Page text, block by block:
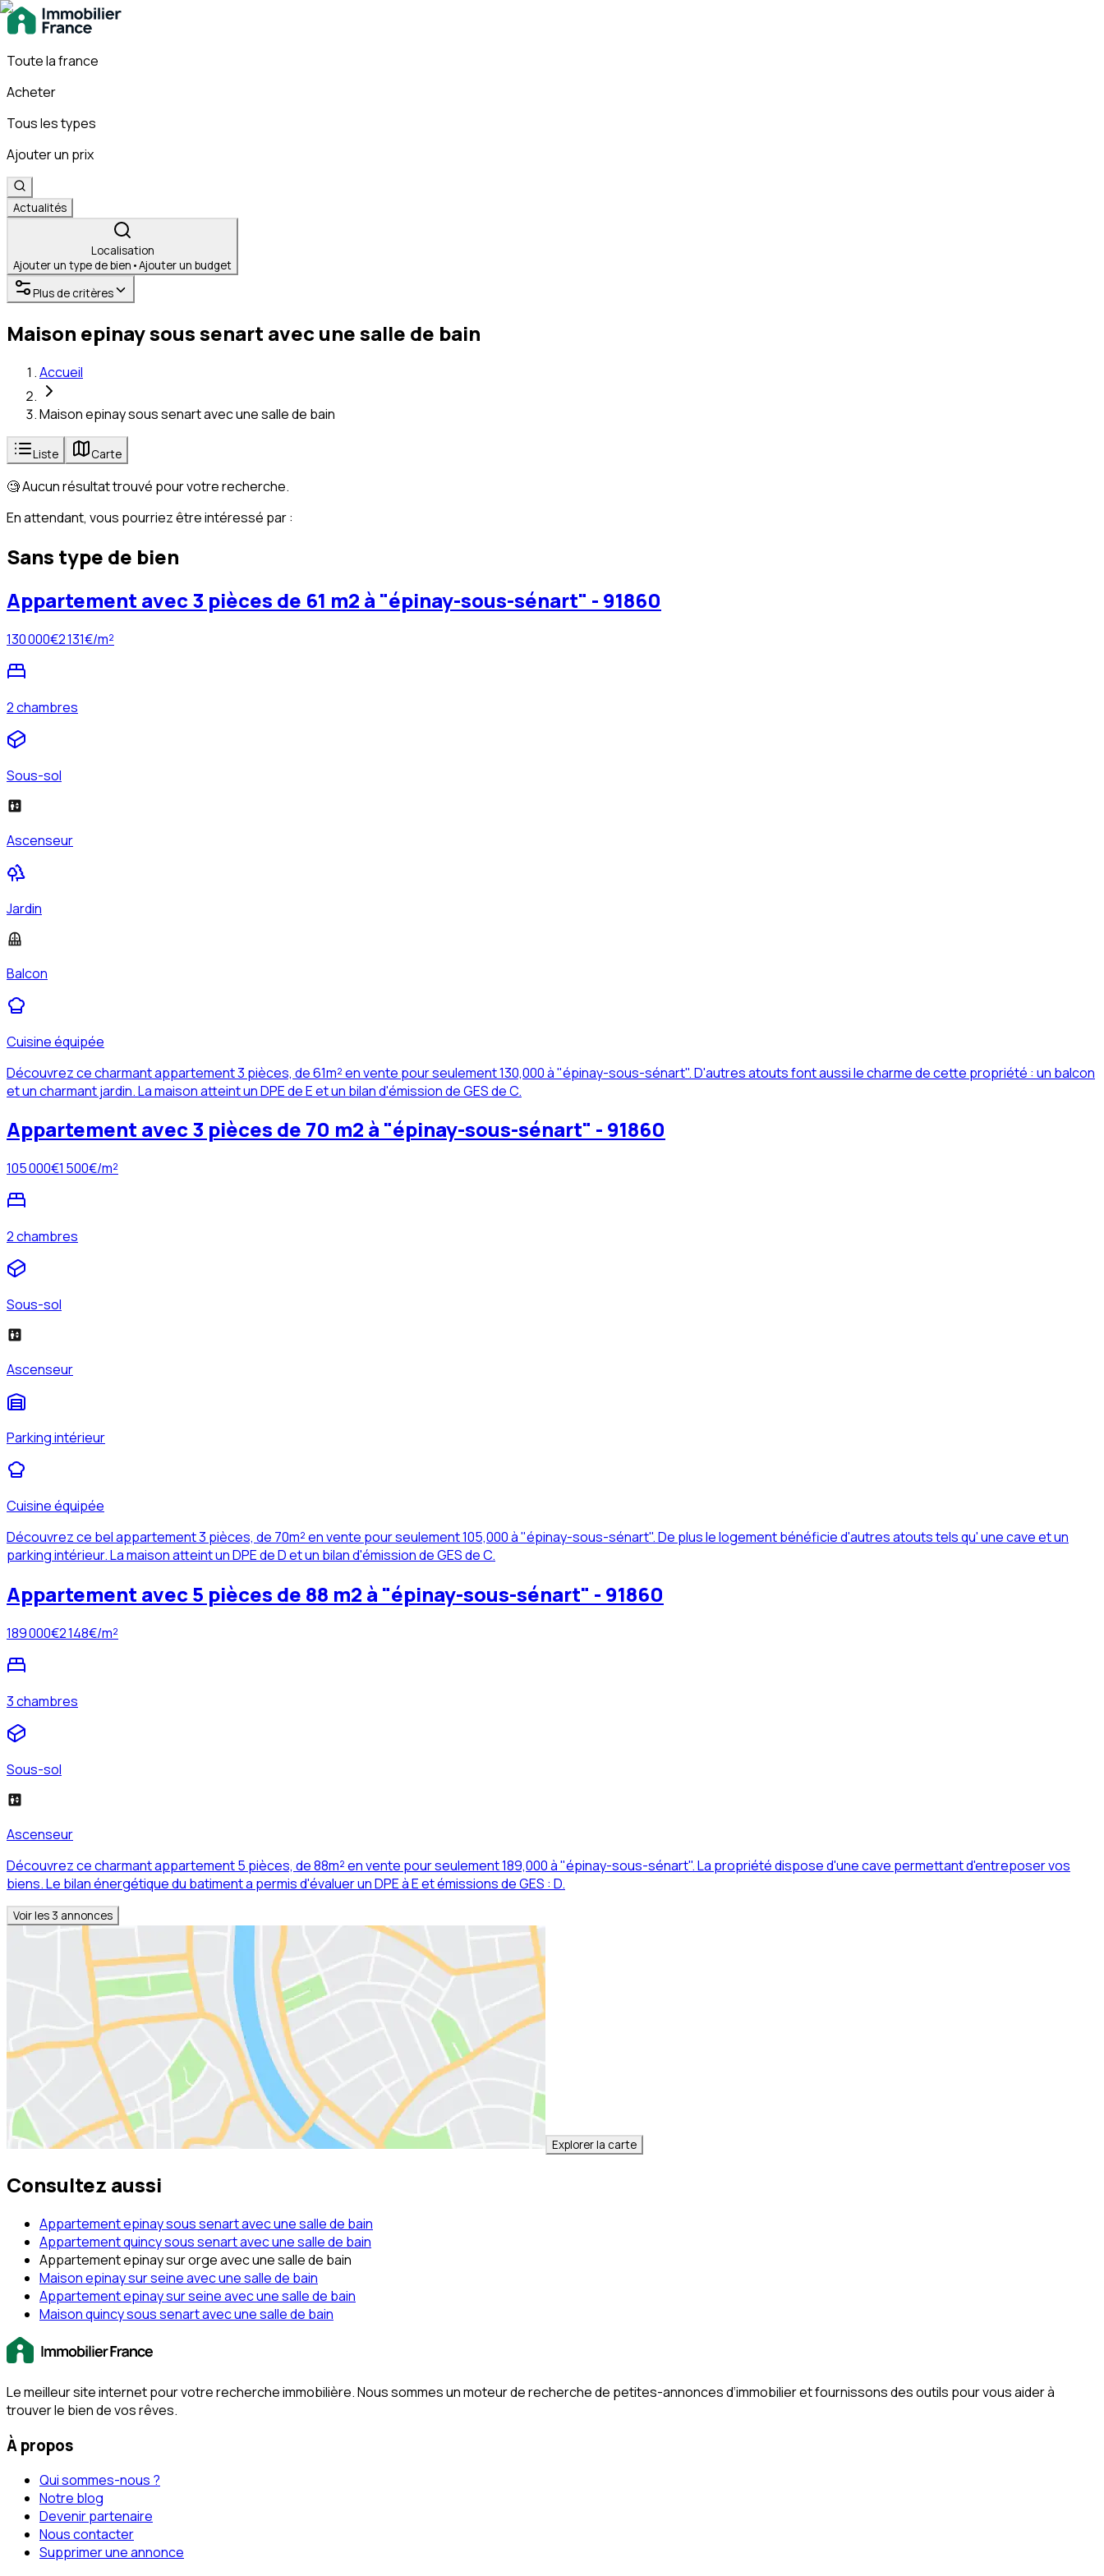
Toute la france
Acheter
Tous les types
Ajouter un prix
Actualités
Localisation
Ajouter un type de bien •Ajouter un budget
Plus de critères
Maison epinay sous senart avec une salle de bain
Accueil
Maison epinay sous senart avec une salle de bain
Liste Carte
🧐 Aucun résultat trouvé pour votre recherche.
En attendant, vous pourriez être intéressé par :
Sans type de bien
Appartement avec 3 pièces de 61 m2 à "épinay-sous-sénart" - 91860
130 000€2 131€/m²
2 chambres
Sous-sol
Ascenseur
Jardin
Balcon
Cuisine équipée
Découvrez ce charmant appartement 3 pièces, de 61m² en vente pour seulement 130,000 à "épinay-sous-sénart". D'autres atouts font aussi le charme de cette propriété : un balcon
et un charmant jardin. La maison atteint un DPE de E et un bilan d'émission de GES de C.
Appartement avec 3 pièces de 70 m2 à "épinay-sous-sénart" - 91860
105 000€1 500€/m²
2 chambres
Sous-sol
Ascenseur
Parking intérieur
Cuisine équipée
Découvrez ce bel appartement 3 pièces, de 70m² en vente pour seulement 105,000 à "épinay-sous-sénart". De plus le logement bénéficie d'autres atouts tels qu' une cave et un
parking intérieur. La maison atteint un DPE de D et un bilan d'émission de GES de C.
Appartement avec 5 pièces de 88 m2 à "épinay-sous-sénart" - 91860
189 000€2 148€/m²
3 chambres
Sous-sol
Ascenseur
Découvrez ce charmant appartement 5 pièces, de 88m² en vente pour seulement 189,000 à "épinay-sous-sénart". La propriété dispose d'une cave permettant d'entreposer vos
biens. Le bilan énergétique du batiment a permis d'évaluer un DPE à E et émissions de GES : D.
Voir les 3 annonces
Explorer la carte
Consultez aussi
Appartement epinay sous senart avec une salle de bain
Appartement quincy sous senart avec une salle de bain
Appartement epinay sur orge avec une salle de bain
Maison epinay sur seine avec une salle de bain
Appartement epinay sur seine avec une salle de bain
Maison quincy sous senart avec une salle de bain
Le meilleur site internet pour votre recherche immobilière. Nous sommes un moteur de recherche de petites-annonces d‘immobilier et fournissons des outils pour vous aider à
trouver le bien de vos rêves.
À propos
Qui sommes-nous ?
Notre blog
Devenir partenaire
Nous contacter
Supprimer une annonce